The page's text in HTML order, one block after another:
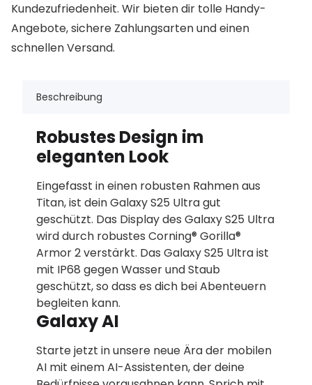
Kundezufriedenheit. Wir bieten dir tolle Handy-
Angebote, sichere Zahlungsarten und einen
schnellen Versand.
Beschreibung
Robustes Design im
eleganten Look
Eingefasst in einen robusten Rahmen aus
Titan, ist dein Galaxy S25 Ultra gut
geschützt. Das Display des Galaxy S25 Ultra
wird durch robustes Corning® Gorilla®
Armor 2 verstärkt. Das Galaxy S25 Ultra ist
mit IP68 gegen Wasser und Staub
geschützt, so dass es dich bei Abenteuern
begleiten kann.
Galaxy AI
Starte jetzt in unsere neue Ära der mobilen
AI mit einem AI-Assistenten, der deine